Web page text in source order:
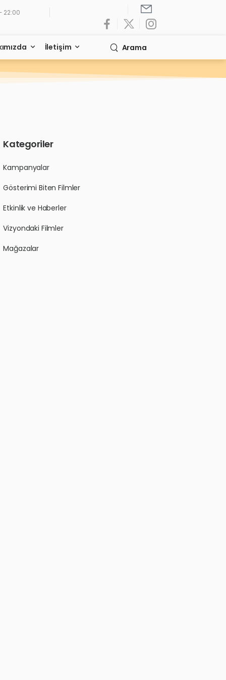
22:00
İletişim Arama
Kategoriler
Kampanyalar
Gösterimi Biten Filmler
Etkinlik ve Haberler
Vizyondaki Filmler
Mağazalar